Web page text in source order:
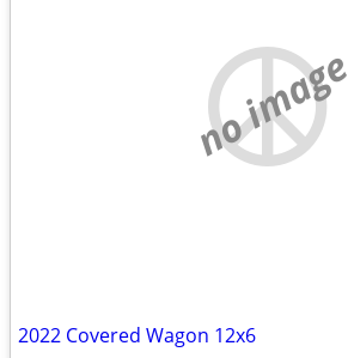
no image
2022 Covered Wagon 12x6